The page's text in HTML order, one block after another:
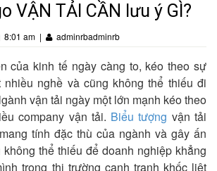
VẬN TẢI CẦN lưu ý GÌ?
8:01 am | adminrbadminrb
của kinh tế ngày càng to, kéo theo sự
nhiều nghề và cũng không thể thiếu đi
vận tải ngày một lớn mạnh kéo theo
company vận tải. Biểu tượng vận tải
tính đặc thù của ngành và gây ấn
thể thiếu để doanh nghiệp khẳng
trong thị trường cạnh tranh khốc liệt